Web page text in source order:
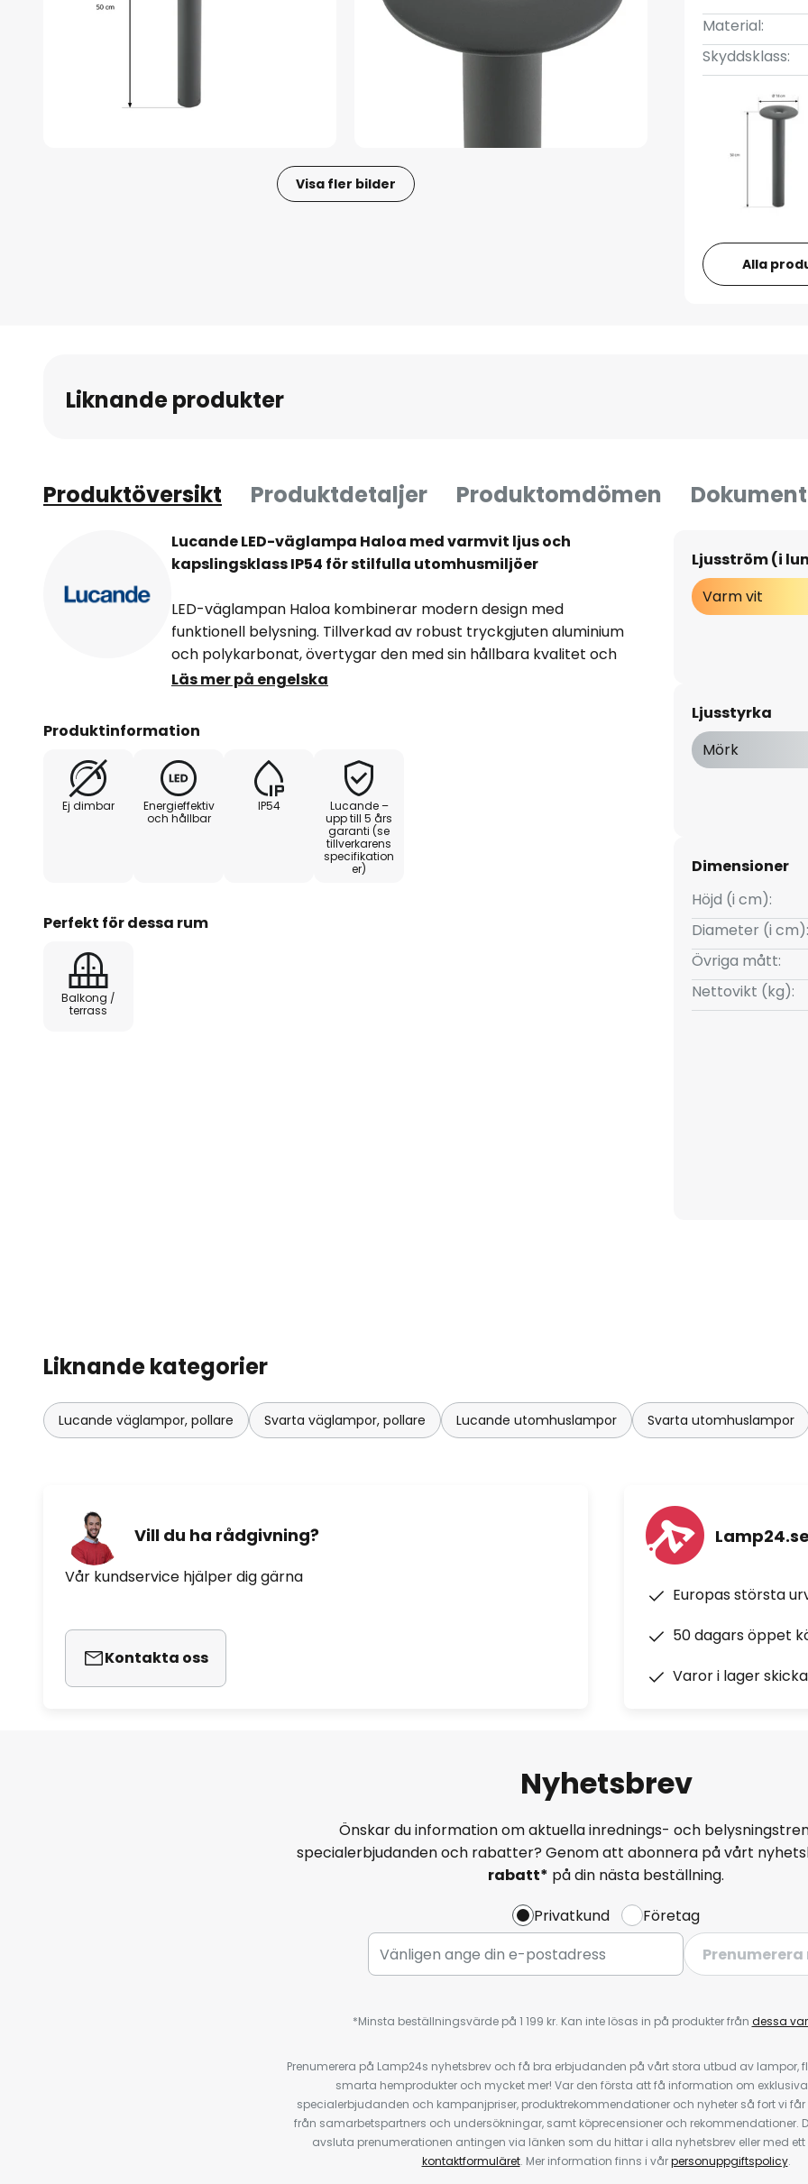
Visa fler bilder
Material:
Skyddsklass:
Alla
Liknande produkter
Produktöversikt Produktdetaljer Produktomdömen Dokument
Lucande LED-väglampa Haloa med varmvit ljus och
kapslingsklass IP54 för stilfulla utomhusmiljöer
LED-väglampan Haloa kombinerar modern design med
funktionell belysning. Tillverkad av robust tryckgjuten aluminium
och polykarbonat, övertygar den med sin hållbara kvalitet och
tidlösa färgkombination i svart och vitt. Den integrerade LED-
behaglig atmosfär och samtidigt är energieffektivt.
Med kapslingsklass IP54 är lampan optimal för användning
utomhus, eftersom den är tillförlitligt skyddad mot stänkande
vatten och damm. Oavsett om den placeras på terrassen eller
längs gångar – denna LED-väglampa sätter stilfulla accenter
och erbjuder en harmonisk belysningslösning för moderna
Läs mer på engelska
Produktinformation
Ej dimbar
Energieffektiv
och hållbar
IP54
Lucande –
upp till 5 års
garanti (se
tillverkarens
specifikation
er)
Perfekt för dessa rum
Balkong /
terrass
Ljusström (i
Varm vit
Ljusstyrka
Mörk
Dimensioner
Höjd (i cm):
Diameter (i cm):
Övriga mått:
Nettovikt (kg):
Liknande kategorier
Lucande väglampor, pollare Svarta väglampor, pollare Lucande utomhuslampor Svarta utomhuslampor
Vill du ha rådgivning?
Vår kundservice hjälper dig gärna
Kontakta oss
Europas största
50 dagars öppet
Varor i lager
Nyhetsbrev
Önskar du information om aktuella inrednings- och
specialerbjudanden och rabatter? Genom att abonnera på vårt
rabatt* på din nästa beställning.
Privatkund
Företag
Prenumerera
*Minsta beställningsvärde på 1 199 kr. Kan inte lösas in på produkter från dessa
Prenumerera på Lamp24s nyhetsbrev och få bra erbjudanden på vårt stora utbud av lampor,
smarta hemprodukter och mycket mer! Var den första att få information om
specialerbjudanden och kampanjpriser, produktrekommendationer och nyheter så fort vi
från samarbetspartners och undersökningar, samt köprecensioner och rekommendationer.
avsluta prenumerationen antingen via länken som du hittar i alla nyhetsbrev eller med
kontaktformuläret. Mer information finns i vårpersonuppgiftspolicy.